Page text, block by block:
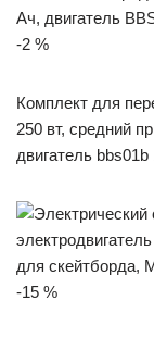
-2 %
Комплект для
250 вт, средний
двигатель
-15 %